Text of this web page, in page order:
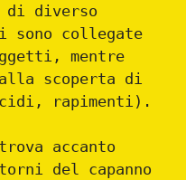
di diverso
sono collegate
mentre
scoperta di
rapimenti).
accanto
del capanno